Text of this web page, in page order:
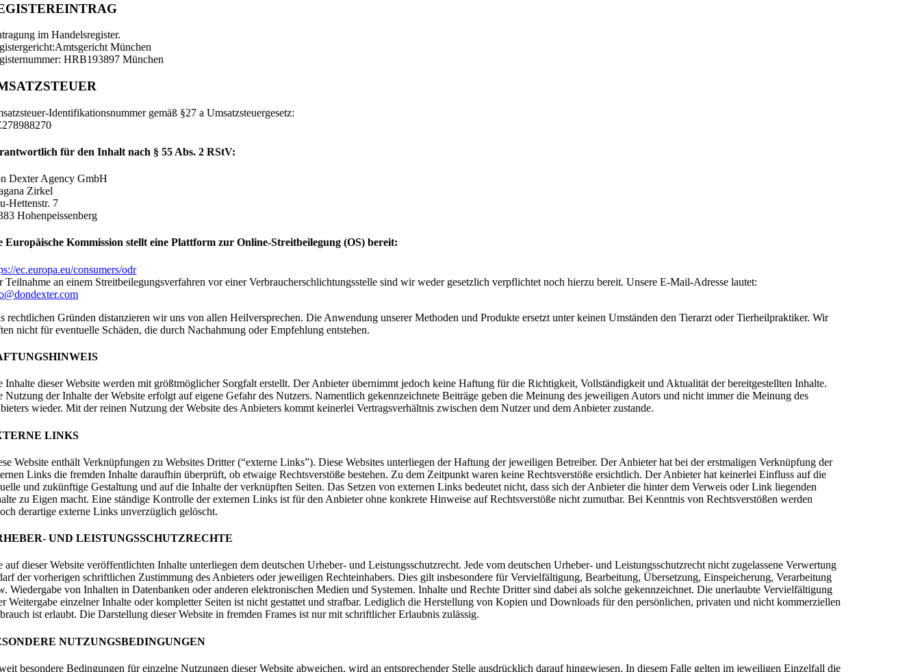
im Handelsregister.
München
HRB193897 München
Identifikationsnummer gemäß §27 a Umsatzsteuergesetz:
für den Inhalt nach § 55 Abs. 2 RStV:
Dexter Agency GmbH
Zirkel
Hettenstr. 7
Hohenpeissenberg
Europäische Kommission stellt eine Plattform zur Online-Streitbeilegung (OS) bereit:
ec.europa.eu/consumers/odr
Teilnahme an einem Streitbeilegungsverfahren vor einer Verbraucherschlichtungsstelle sind wir weder gesetzlich verpflichtet noch hierzu bereit. Unsere E-Mail-Adresse lautet:
rechtlichen Gründen distanzieren wir uns von allen Heilversprechen. Die Anwendung unserer Methoden und Produkte ersetzt unter keinen Umständen den Tierarzt oder Tierheilpraktiker. Wir
nicht für eventuelle Schäden, die durch Nachahmung oder Empfehlung entstehen.
Inhalte dieser Website werden mit größtmöglicher Sorgfalt erstellt. Der Anbieter übernimmt jedoch keine Haftung für die Richtigkeit, Vollständigkeit und Aktualität der bereitgestellten Inhalte.
Nutzung der Inhalte der Website erfolgt auf eigene Gefahr des Nutzers. Namentlich gekennzeichnete Beiträge geben die Meinung des jeweiligen Autors und nicht immer die Meinung des
wieder. Mit der reinen Nutzung der Website des Anbieters kommt keinerlei Vertragsverhältnis zwischen dem Nutzer und dem Anbieter zustande.
LINKS
Website enthält Verknüpfungen zu Websites Dritter (“externe Links”). Diese Websites unterliegen der Haftung der jeweiligen Betreiber. Der Anbieter hat bei der erstmaligen Verknüpfung der
Links die fremden Inhalte daraufhin überprüft, ob etwaige Rechtsverstöße bestehen. Zu dem Zeitpunkt waren keine Rechtsverstöße ersichtlich. Der Anbieter hat keinerlei Einfluss auf die
und zukünftige Gestaltung und auf die Inhalte der verknüpften Seiten. Das Setzen von externen Links bedeutet nicht, dass sich der Anbieter die hinter dem Verweis oder Link liegenden
zu Eigen macht. Eine ständige Kontrolle der externen Links ist für den Anbieter ohne konkrete Hinweise auf Rechtsverstöße nicht zumutbar. Bei Kenntnis von Rechtsverstößen werden
derartige externe Links unverzüglich gelöscht.
UND LEISTUNGSSCHUTZRECHTE
auf dieser Website veröffentlichten Inhalte unterliegen dem deutschen Urheber- und Leistungsschutzrecht. Jede vom deutschen Urheber- und Leistungsschutzrecht nicht zugelassene Verwertung
der vorherigen schriftlichen Zustimmung des Anbieters oder jeweiligen Rechteinhabers. Dies gilt insbesondere für Vervielfältigung, Bearbeitung, Übersetzung, Einspeicherung, Verarbeitung
Wiedergabe von Inhalten in Datenbanken oder anderen elektronischen Medien und Systemen. Inhalte und Rechte Dritter sind dabei als solche gekennzeichnet. Die unerlaubte Vervielfältigung
Weitergabe einzelner Inhalte oder kompletter Seiten ist nicht gestattet und strafbar. Lediglich die Herstellung von Kopien und Downloads für den persönlichen, privaten und nicht kommerziellen
ist erlaubt. Die Darstellung dieser Website in fremden Frames ist nur mit schriftlicher Erlaubnis zulässig.
NUTZUNGSBEDINGUNGEN
besondere Bedingungen für einzelne Nutzungen dieser Website abweichen, wird an entsprechender Stelle ausdrücklich darauf hingewiesen. In diesem Falle gelten im jeweiligen Einzelfall die